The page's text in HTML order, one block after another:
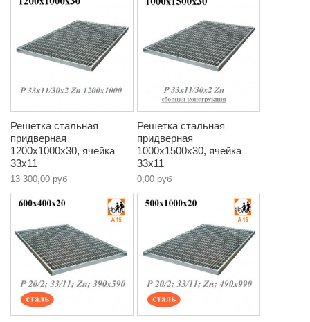
Решетка стальная
придверная
1200х1000х30, ячейка
33х11
13 300,00 руб
Решетка стальная
придверная
1000х1500х30, ячейка
33х11
0,00 руб